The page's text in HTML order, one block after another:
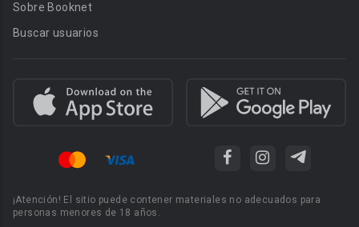
Sobre Booknet
Buscar usuarios
¡Atención! El sitio puede contener materiales no adecuados para
personas menores de 18 años.